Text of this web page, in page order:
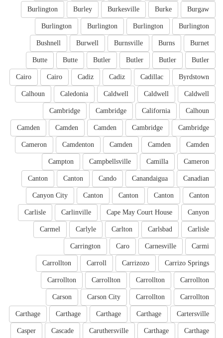
Burgaw
Burke
Burkesville
Burley
Burlington
Burlington
Burlington
Burlington
Burlington
Burnet
Burns
Burnsville
Burwell
Bushnell
Butler
Butler
Butler
Butler
Butte
Butte
Byrdstown
Cadillac
Cadiz
Cadiz
Cairo
Cairo
Caldwell
Caldwell
Caldwell
Caledonia
Calhoun
Calhoun
California
Cambridge
Cambridge
Cambridge
Cambridge
Camden
Camden
Camden
Camden
Camden
Camden
Camdenton
Cameron
Cameron
Camilla
Campbellsville
Campton
Canadian
Canandaigua
Cando
Canton
Canton
Canton
Canton
Canton
Canton
Canyon City
Canyon
Cape May Court House
Carlinville
Carlisle
Carlisle
Carlsbad
Carlton
Carlyle
Carmel
Carmi
Carnesville
Caro
Carrington
Carrizo Springs
Carrizozo
Carroll
Carrollton
Carrollton
Carrollton
Carrollton
Carrollton
Carrollton
Carrollton
Carson City
Carson
Cartersville
Carthage
Carthage
Carthage
Carthage
Carthage
Carthage
Caruthersville
Cascade
Casper